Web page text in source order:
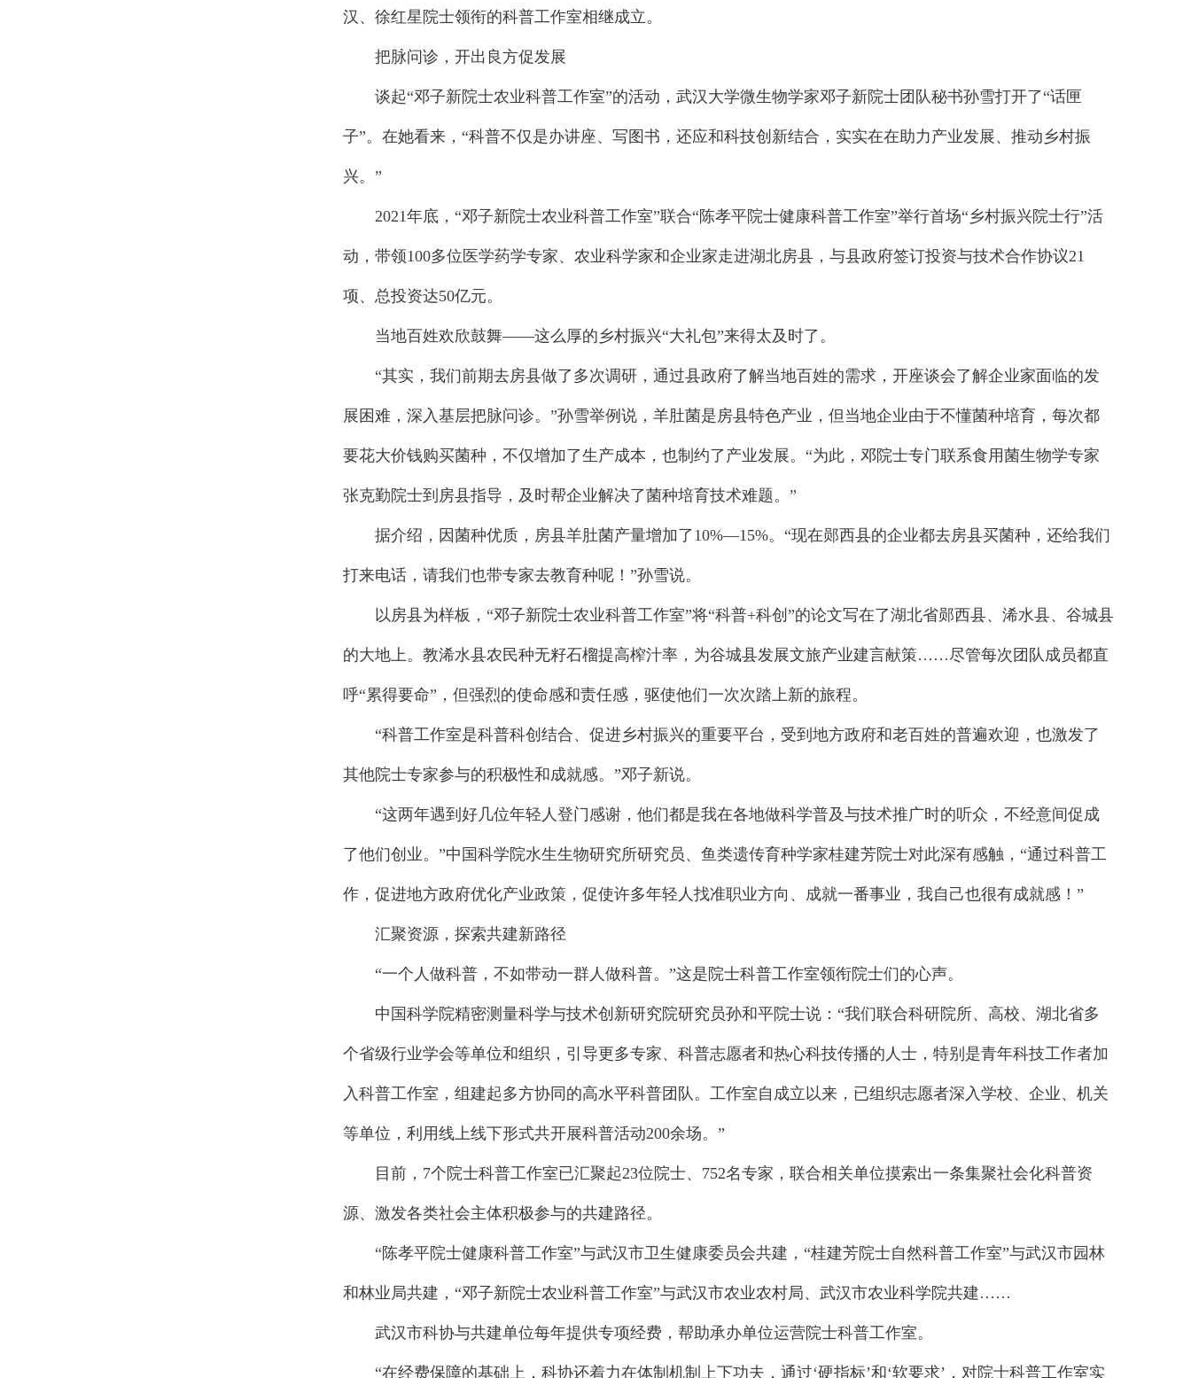
汉、徐红星院士领衔的科普工作室相继成立。
把脉问诊，开出良方促发展
谈起“邓子新院士农业科普工作室”的活动，武汉大学微生物学家邓子新院士团队秘书孙雪打开了“话匣
子”。在她看来，“科普不仅是办讲座、写图书，还应和科技创新结合，实实在在助力产业发展、推动乡村振
兴。”
2021年底，“邓子新院士农业科普工作室”联合“陈孝平院士健康科普工作室”举行首场“乡村振兴院士行”活
动，带领100多位医学药学专家、农业科学家和企业家走进湖北房县，与县政府签订投资与技术合作协议21
项、总投资达50亿元。
当地百姓欢欣鼓舞——这么厚的乡村振兴“大礼包”来得太及时了。
“其实，我们前期去房县做了多次调研，通过县政府了解当地百姓的需求，开座谈会了解企业家面临的发
展困难，深入基层把脉问诊。”孙雪举例说，羊肚菌是房县特色产业，但当地企业由于不懂菌种培育，每次都
要花大价钱购买菌种，不仅增加了生产成本，也制约了产业发展。“为此，邓院士专门联系食用菌生物学专家
张克勤院士到房县指导，及时帮企业解决了菌种培育技术难题。”
据介绍，因菌种优质，房县羊肚菌产量增加了10%—15%。“现在郧西县的企业都去房县买菌种，还给我们
打来电话，请我们也带专家去教育种呢！”孙雪说。
以房县为样板，“邓子新院士农业科普工作室”将“科普+科创”的论文写在了湖北省郧西县、浠水县、谷城县
的大地上。教浠水县农民种无籽石榴提高榨汁率，为谷城县发展文旅产业建言献策……尽管每次团队成员都直
呼“累得要命”，但强烈的使命感和责任感，驱使他们一次次踏上新的旅程。
“科普工作室是科普科创结合、促进乡村振兴的重要平台，受到地方政府和老百姓的普遍欢迎，也激发了
其他院士专家参与的积极性和成就感。”邓子新说。
“这两年遇到好几位年轻人登门感谢，他们都是我在各地做科学普及与技术推广时的听众，不经意间促成
了他们创业。”中国科学院水生生物研究所研究员、鱼类遗传育种学家桂建芳院士对此深有感触，“通过科普工
作，促进地方政府优化产业政策，促使许多年轻人找准职业方向、成就一番事业，我自己也很有成就感！”
汇聚资源，探索共建新路径
“一个人做科普，不如带动一群人做科普。”这是院士科普工作室领衔院士们的心声。
中国科学院精密测量科学与技术创新研究院研究员孙和平院士说：“我们联合科研院所、高校、湖北省多
个省级行业学会等单位和组织，引导更多专家、科普志愿者和热心科技传播的人士，特别是青年科技工作者加
入科普工作室，组建起多方协同的高水平科普团队。工作室自成立以来，已组织志愿者深入学校、企业、机关
等单位，利用线上线下形式共开展科普活动200余场。”
目前，7个院士科普工作室已汇聚起23位院士、752名专家，联合相关单位摸索出一条集聚社会化科普资
源、激发各类社会主体积极参与的共建路径。
“陈孝平院士健康科普工作室”与武汉市卫生健康委员会共建，“桂建芳院士自然科普工作室”与武汉市园林
和林业局共建，“邓子新院士农业科普工作室”与武汉市农业农村局、武汉市农业科学院共建……
武汉市科协与共建单位每年提供专项经费，帮助承办单位运营院士科普工作室。
“在经费保障的基础上，科协还着力在体制机制上下功夫，通过‘硬指标’和‘软要求’，对院士科普工作室实